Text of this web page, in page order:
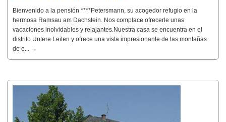
Bienvenido a la pensión ****Petersmann, su acogedor refugio en la
hermosa Ramsau am Dachstein. Nos complace ofrecerle unas
vacaciones inolvidables y relajantes.Nuestra casa se encuentra en el
distrito Untere Leiten y ofrece una vista impresionante de las montañas
de e... →